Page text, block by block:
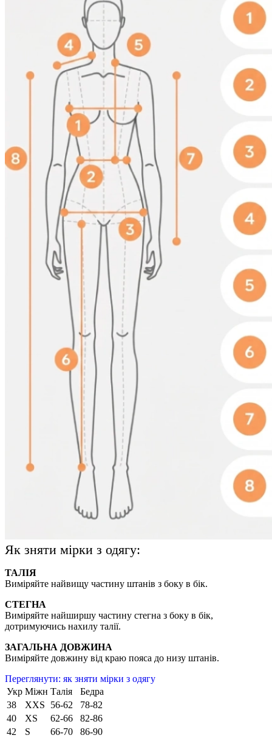
Як зняти мірки з одягу:
ТАЛІЯ
Виміряйте найвищу частину штанів з боку в бік.
СТЕГНА
Виміряйте найширшу частину стегна з боку в бік,
дотримуючись нахилу талії.
ЗАГАЛЬНА ДОВЖИНА
Виміряйте довжину від краю пояса до низу штанів.
Переглянути: як зняти мірки з одягу
Укр Міжн Талія
Бедра
38
XXS 56-62
78-82
40
XS 62-66
82-86
42
S 66-70
86-90